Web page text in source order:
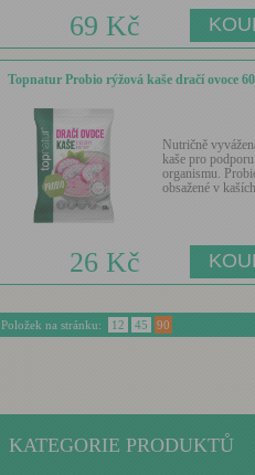
69 Kč
Topnatur Probio rýžová kaše dračí ovoce
Nutričně
kaše pro podporu
organismu.
obsažené v
26 Kč
Položek na stránku: 12 45 90
KATEGORIE PRODUKTŮ